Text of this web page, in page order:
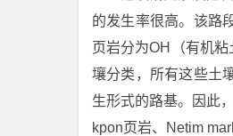
的发生率很高。该路
页岩分为OH（有机
壤分类，所有这些土
生形式的路基。因此
kpon页岩、Netim